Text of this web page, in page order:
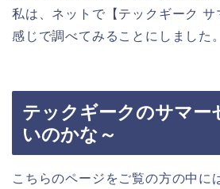
私は、ネットで【テックギーク サ
感じで調べてみることにしました。
テックギークのサマー
いのかな～
こちらのページをご覧の方の中に